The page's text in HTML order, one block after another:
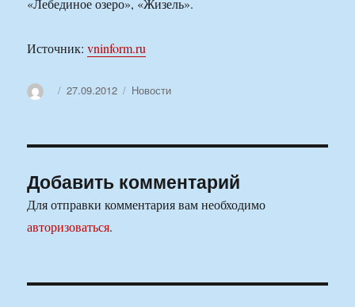
«Лебединое озеро», «Жизель».
Источник:vninform.ru
АвторОпубликовано
27.09.2012 Рубрики
Новости
Добавить комментарий
Для отправки комментария вам необходимо
авторизоваться.